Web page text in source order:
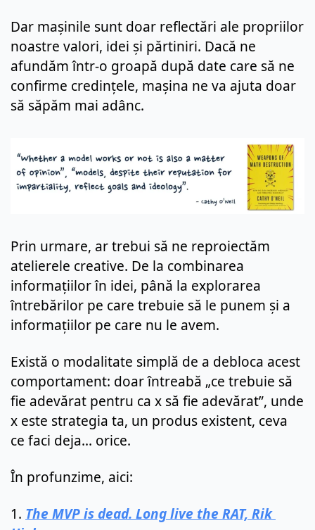
Dar mașinile sunt doar reflectări ale propriilor
noastre valori, idei și părtiniri. Dacă ne
afundăm într-o groapă după date care să ne
confirme credințele, mașina ne va ajuta doar
să săpăm mai adânc.
Prin urmare, ar trebui să ne reproiectăm
atelierele creative. De la combinarea
informațiilor în idei, până la explorarea
întrebărilor pe care trebuie să le punem și a
informațiilor pe care nu le avem.
Există o modalitate simplă de a debloca acest
comportament: doar întreabă „ce trebuie să
fie adevărat pentru ca x să fie adevărat”, unde
x este strategia ta, un produs existent, ceva
ce faci deja... orice.
În profunzime, aici:
1. The MVP is dead. Long live the RAT, Rik